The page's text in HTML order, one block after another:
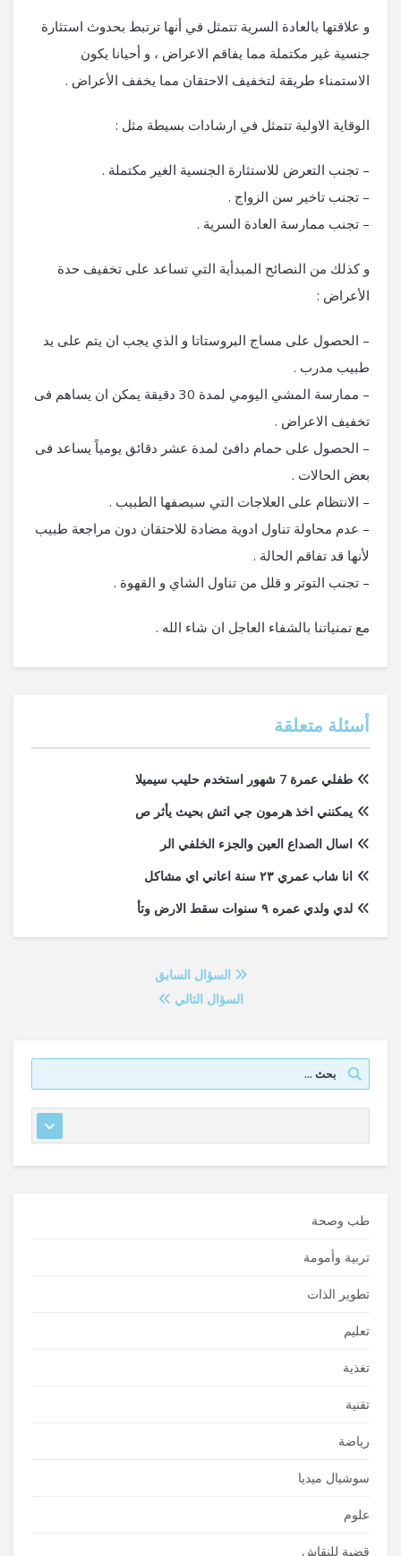
و علاقتها بالعادة السرية تتمثل في أنها ترتبط بحدوث استثارة
جنسية غير مكتملة مما يفاقم الاعراض ، و أحيانا يكون
الاستمناء طريقة لتخفيف الاحتقان مما يخفف الأعراض .
الوقاية الاولية تتمثل في ارشادات بسيطة مثل :
– تجنب التعرض للاستثارة الجنسية الغير مكتملة .
– تجنب تاخير سن الزواج .
– تجنب ممارسة العادة السرية .
و كذلك من النصائح المبدأية التي تساعد على تخفيف حدة
الأعراض :
– الحصول على مساج البروستاتا و الذي يجب ان يتم على يد
طبيب مدرب .
– ممارسة المشي اليومي لمدة 30 دقيقة يمكن ان يساهم فى
تخفيف الاعراض .
– الحصول على حمام دافئ لمدة عشر دقائق يومياً يساعد فى
بعض الحالات .
– الانتظام على العلاجات التي سيصفها الطبيب .
– عدم محاولة تناول ادوية مضادة للاحتقان دون مراجعة طبيب
لأنها قد تفاقم الحالة .
– تجنب التوتر و قلل من تناول الشاي و القهوة .
مع تمنياتنا بالشفاء العاجل ان شاء الله .
أسئلة متعلقة
طفلي عمرة 7 شهور استخدم حليب سيميلا
يمكنني اخذ هرمون جي اتش بحيث يأثر ص
اسال الصداع العين والجزء الخلفي الر
انا شاب عمري ٢٣ سنة اعاني اي مشاكل
لدي ولدي عمره ٩ سنوات سقط الارض وتأ
السؤال السابق
السؤال التالي
طب وصحة
تربية وأمومة
تطوير الذات
تعليم
تغذية
تقنية
رياضة
سوشيال ميديا
علوم
قضية للنقاش